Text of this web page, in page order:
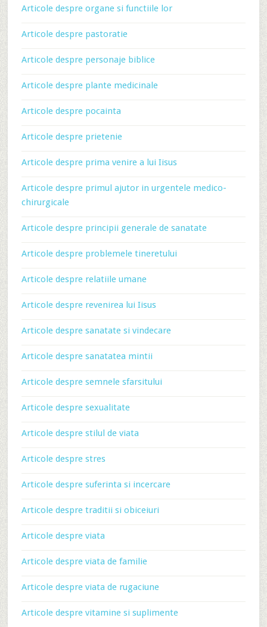
Articole despre organe si functiile lor
Articole despre pastoratie
Articole despre personaje biblice
Articole despre plante medicinale
Articole despre pocainta
Articole despre prietenie
Articole despre prima venire a lui Iisus
Articole despre primul ajutor in urgentele medico-
chirurgicale
Articole despre principii generale de sanatate
Articole despre problemele tineretului
Articole despre relatiile umane
Articole despre revenirea lui Iisus
Articole despre sanatate si vindecare
Articole despre sanatatea mintii
Articole despre semnele sfarsitului
Articole despre sexualitate
Articole despre stilul de viata
Articole despre stres
Articole despre suferinta si incercare
Articole despre traditii si obiceiuri
Articole despre viata
Articole despre viata de familie
Articole despre viata de rugaciune
Articole despre vitamine si suplimente